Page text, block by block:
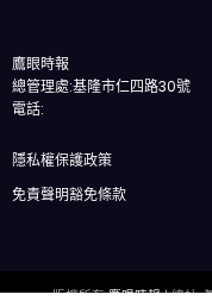
鷹眼時報
總管理處:基隆市仁四路30號
電話:
隱私權保護政策
免責聲明豁免條款
版權所有鷹眼時報| 總社: